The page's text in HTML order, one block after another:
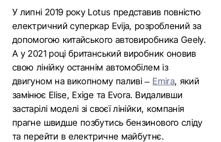
У липні 2019 року Lotus представив повністю
електричний суперкар Evija, розроблений за
допомогою китайського автовиробника Geely.
А у 2021 році британський виробник оновив
свою лінійку останнім автомобілем із
двигуном на викопному паливі – Emira, який
замінює Elise, Exige та Evora. Видаливши
застарілі моделі зі своєї лінійки, компанія
прагне швидше позбутись бензинового сліду
та перейти в електричне майбутнє.